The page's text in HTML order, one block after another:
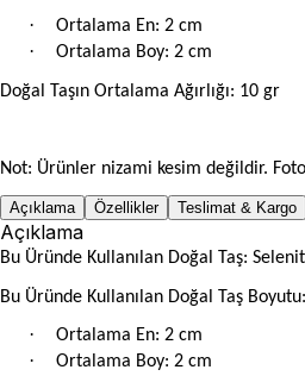
· Ortalama En: 2 cm
· Ortalama Boy: 2 cm
Doğal Taşın Ortalama Ağırlığı: 10 gr
Not: Ürünler nizami kesim değildir. F
Açıklama Özellikler Teslimat & Kargo
Açıklama
Bu Üründe Kullanılan Doğal Taş: Selenit
Bu Üründe Kullanılan Doğal Taş Boyutu:
· Ortalama En: 2 cm
· Ortalama Boy: 2 cm